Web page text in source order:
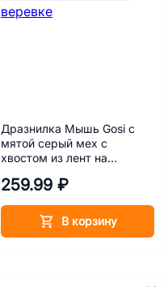
Дразнилка Мышь Gosi с
мятой серый мех с
хвостом из лент на
259.99 ₽
В корзину